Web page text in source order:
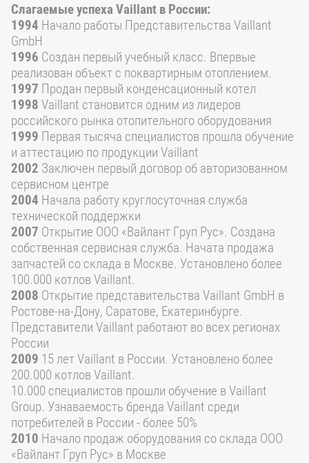
Слагаемые успеха Vaillant в России:
1994 Начало работы Представительства Vaillant
GmbH
1996 Создан первый учебный класс. Впервые
реализован объект с поквартирным отоплением.
1997 Продан первый конденсационный котел
1998 Vaillant становится одним из лидеров
российского рынка отопительного оборудования
1999 Первая тысяча специалистов прошла обучение
и аттестацию по продукции Vaillant
2002 Заключен первый договор об авторизованном
сервисном центре
2004 Начала работу круглосуточная служба
технической поддержки
2007 Открытие ООО «Вайлант Груп Рус». Создана
собственная сервисная служба. Начата продажа
запчастей со склада в Москве. Установлено более
100.000 котлов Vaillant.
2008 Открытие представительства Vaillant GmbH в
Ростове-на-Дону, Саратове, Екатеринбурге.
Представители Vaillant работают во всех регионах
России
2009 15 лет Vaillant в России. Установлено более
200.000 котлов Vaillant.
10.000 специалистов прошли обучение в Vaillant
Group. Узнаваемость бренда Vaillant среди
потребителей в России - более 50%
2010 Начало продаж оборудования со склада ООО
«Вайлант Груп Рус» в Москве